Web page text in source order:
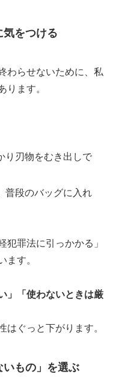
気をつける
わらせないために、私
ります。
り刃物をむき出しで
普段のバッグに入れ
犯罪法に引っかかる」
ます。
」「使わないときは厳
はぐっと下がります。
いもの」を選ぶ